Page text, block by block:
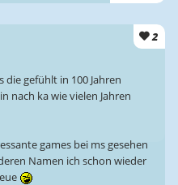
2
die gefühlt in 100 Jahren
nach ka wie vielen Jahren
games bei ms gesehen
Namen ich schon wieder